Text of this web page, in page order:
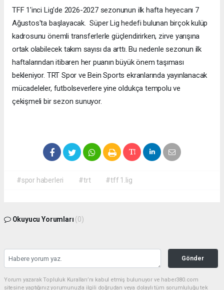
TFF 1'inci Lig'de 2026-2027 sezonunun ilk hafta heyecanı 7
Ağustos'ta başlayacak. Süper Lig hedefi bulunan birçok kulüp
kadrosunu önemli transferlerle güçlendirirken, zirve yarışına
ortak olabilecek takım sayısı da arttı. Bu nedenle sezonun ilk
haftalarından itibaren her puanın büyük önem taşıması
bekleniyor. TRT Spor ve Bein Sports ekranlarında yayınlanacak
mücadeleler, futbolseverlere yine oldukça tempolu ve
çekişmeli bir sezon sunuyor.
#spor haberleri #trt #tff 1.lig
Okuyucu Yorumları (0)
Gönder
Yorum yazarak Topluluk Kuralları’nı kabul etmiş bulunuyor ve haber380.com
sitesine yaptığınız yorumunuzla ilgili doğrudan veya dolaylı tüm sorumluluğu tek